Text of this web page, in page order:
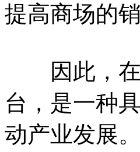
提高商场的
因此，在
台，是一种
动产业发展